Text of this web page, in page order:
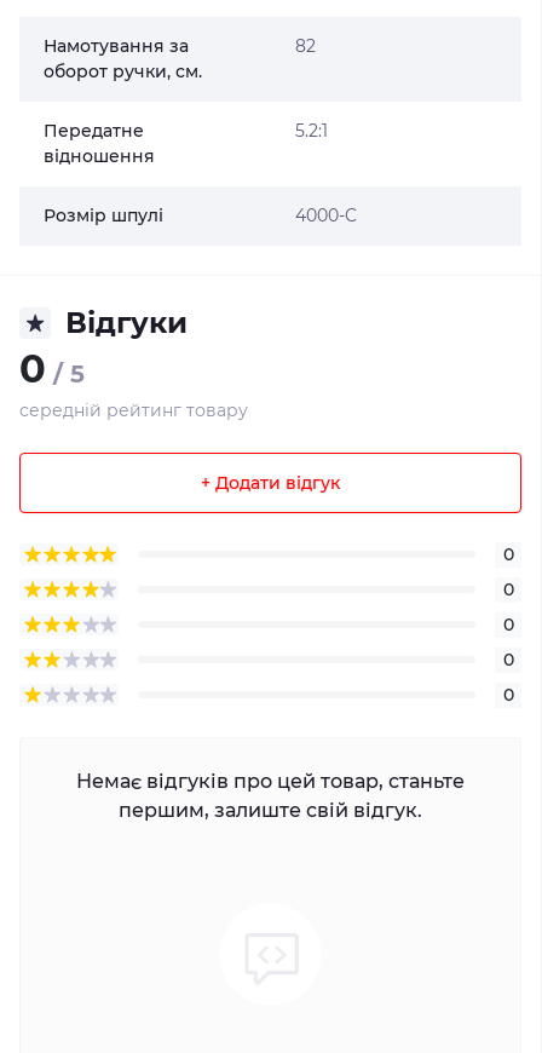
Намотування за
оборот ручки, см.
82
Передатне
відношення
5.2:1
Розмір шпулі 4000-C
Відгуки
0 / 5
середній рейтинг товару
+ Додати відгук
0
0
0
0
0
Немає відгуків про цей товар, станьте
першим, залиште свій відгук.